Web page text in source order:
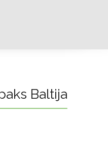
Baltija